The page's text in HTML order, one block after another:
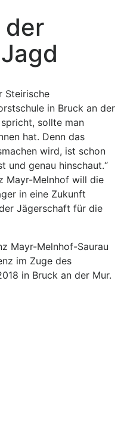
der
Steirische
in Bruck an der
spricht, sollte man
hat. Denn das
wird, ist schon
und genau hinschaut.“
Mayr-Melnhof will die
in eine Zukunft
Jägerschaft für die